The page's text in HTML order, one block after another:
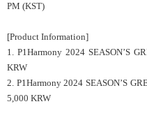
PM (KST)
[Product Information]
1. P1Harmony 2024 SEASON’S
KRW
2. P1Harmony 2024 SEASON’S
5,000 KRW